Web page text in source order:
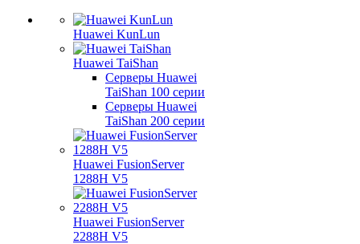
Huawei KunLun
Huawei TaiShan
Серверы Huawei
TaiShan 100 серии
Серверы Huawei
TaiShan 200 серии
Huawei FusionServer
1288H V5
Huawei FusionServer
2288H V5